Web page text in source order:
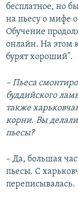
бесплатное, но
на пьесу о мифе
Обучение
онлайн. На этом
бурят хороший".
– Пьеса
буддийского
также
корни. Вы
пьесы?
– Да, большая
пьесы. С
переписывалась.